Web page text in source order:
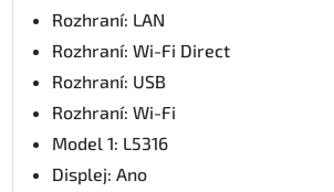
Rozhraní: LAN
Rozhraní: Wi-Fi Direct
Rozhraní: USB
Rozhraní: Wi-Fi
Model 1: L5316
Displej: Ano